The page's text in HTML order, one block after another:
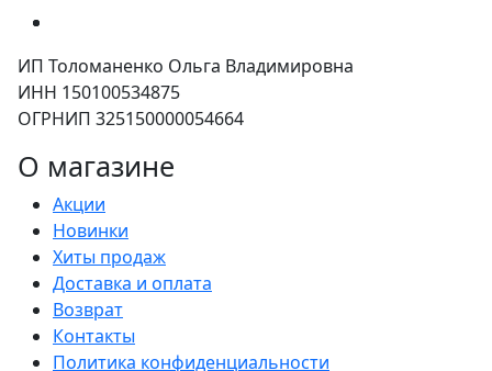
ИП Толоманенко Ольга Владимировна
ИНН 150100534875
ОГРНИП 325150000054664
О магазине
Акции
Новинки
Хиты продаж
Доставка и оплата
Возврат
Контакты
Политика конфиденциальности